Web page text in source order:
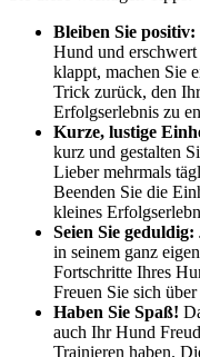
Bleiben Sie positiv:
Hund und
klappt, machen Sie
Trick zurück, den
Erfolgserlebnis zu
Kurze, lustige
kurz und gestalten
Lieber mehrmals
Beenden Sie die
kleines
Seien Sie geduldig:
in seinem ganz
Fortschritte Ihres
Freuen Sie sich
Haben Sie Spaß!
auch Ihr Hund
Trainieren haben.